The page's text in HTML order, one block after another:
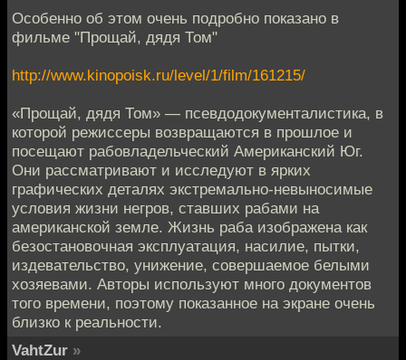
Особенно об этом очень подробно показано в
фильме "Прощай, дядя Том"
http://www.kinopoisk.ru/level/1/film/161215/
«Прощай, дядя Том» — псевдодокументалистика, в
которой режиссеры возвращаются в прошлое и
посещают рабовладельческий Американский Юг.
Они рассматривают и исследуют в ярких
графических деталях экстремально-невыносимые
условия жизни негров, ставших рабами на
американской земле. Жизнь раба изображена как
безостановочная эксплуатация, насилие, пытки,
издевательство, унижение, совершаемое белыми
хозяевами. Авторы используют много документов
того времени, поэтому показанное на экране очень
близко к реальности.
VahtZur »